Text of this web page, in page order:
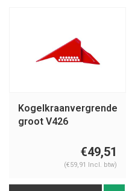
Kogelkraanvergrendeling
groot V426
€49,51
(€59,91 Incl. btw)